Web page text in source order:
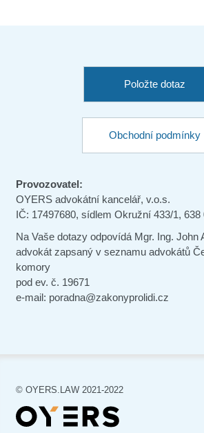
Položte dotaz
Obchodní podmínky
Provozovatel:
OYERS advokátní kancelář, v.o.s.
IČ: 17497680, sídlem Okružní 433/1, 638
Na Vaše dotazy odpovídá Mgr. Ing. John
advokát zapsaný v seznamu advokátů
komory
pod ev. č. 19671
e-mail: poradna@zakonyprolidi.cz
© OYERS.LAW 2021-2022